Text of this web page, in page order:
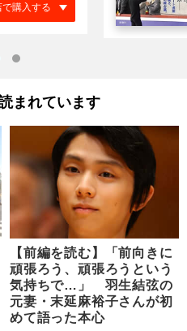
購入する
まれています
【前編を読む】「前向きに
頑張ろう、頑張ろうという
気持ちで…」 羽生結弦の
元妻・末延麻裕子さんが初
めて語った本心